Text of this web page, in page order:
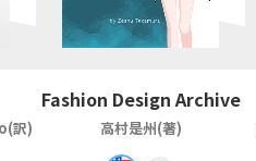
訳)
Fashion Design Archive
高村是州(著)